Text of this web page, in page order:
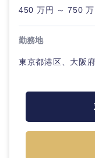
経営ボー
ド
管理
管理
マーケティング
素材・化学
食品・化粧
宮城県
推奨年齢
こだわり
450 万円 ～ 750 万
勤務地
東京都港区、大阪